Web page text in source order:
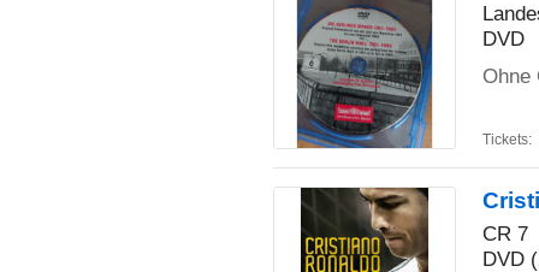
DVD
Ohne
Tickets:
CR 7
DVD